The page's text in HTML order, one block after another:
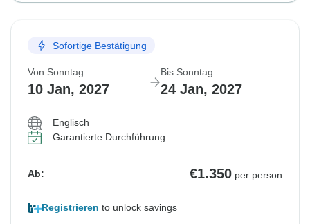
Sofortige Bestätigung
Von Sonntag
10 Jan, 2027
Bis Sonntag
24 Jan, 2027
Englisch
Garantierte Durchführung
Ab: €1.350 per person
Registrieren to unlock savings